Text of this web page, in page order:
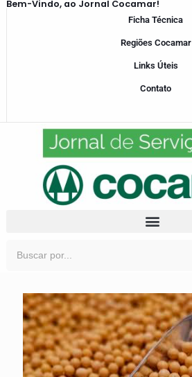
Bem-Vindo, ao Jornal Cocamar!
Ficha Técnica
Regiões Cocamar
Links Úteis
Contato